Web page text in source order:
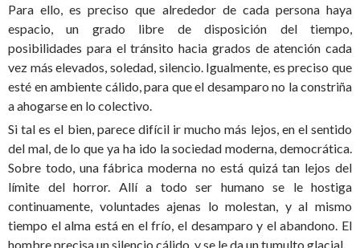
Para ello, es preciso que alrededor de cada persona haya
espacio, un grado libre de disposición del tiempo,
posibilidades para el tránsito hacia grados de atención cada
vez más elevados, soledad, silencio. Igualmente, es preciso que
esté en ambiente cálido, para que el desamparo no la constriña
a ahogarse en lo colectivo.
Si tal es el bien, parece difícil ir mucho más lejos, en el sentido
del mal, de lo que ya ha ido la sociedad moderna, democrática.
Sobre todo, una fábrica moderna no está quizá tan lejos del
límite del horror. Allí a todo ser humano se le hostiga
continuamente, voluntades ajenas lo molestan, y al mismo
tiempo el alma está en el frío, el desamparo y el abandono. El
hombre precisa un silencio cálido, y se le da un tumulto glacial.